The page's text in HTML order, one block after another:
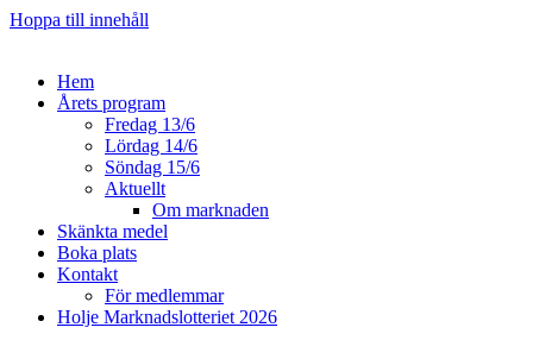
Hoppa till innehåll
Hem
Årets program
Fredag 13/6
Lördag 14/6
Söndag 15/6
Aktuellt
Om marknaden
Skänkta medel
Boka plats
Kontakt
För medlemmar
Holje Marknadslotteriet 2026